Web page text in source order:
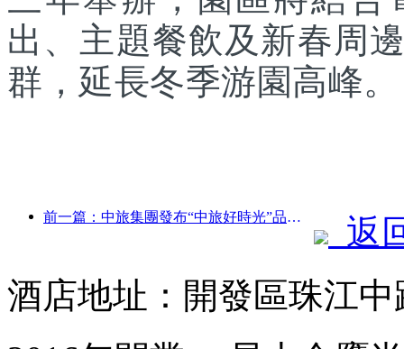
出、主題餐飲及新春周
群，延長冬季游園高峰。
前一篇：中旅集團發布“中旅好時光”品牌，布局銀發旅游市場
返
酒店地址：開發區珠江